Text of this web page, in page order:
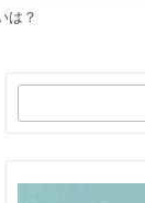
は？
索：